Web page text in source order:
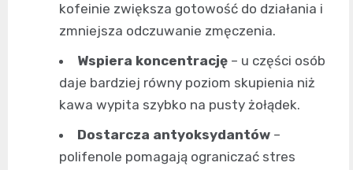
kofeinie zwiększa gotowość do działania i
zmniejsza odczuwanie zmęczenia.
Wspiera koncentrację – u części osób
daje bardziej równy poziom skupienia niż
kawa wypita szybko na pusty żołądek.
Dostarcza antyoksydantów –
polifenole pomagają ograniczać stres